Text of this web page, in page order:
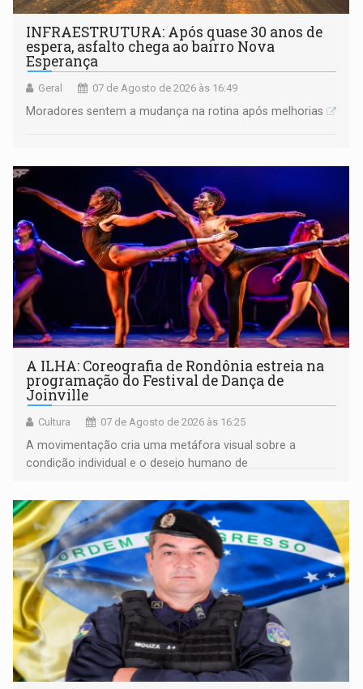
INFRAESTRUTURA: Após quase 30 anos de
espera, asfalto chega ao bairro Nova
Esperança
Geral 07 de Agosto de 2026 às 16:49
Moradores sentem a mudança na rotina após melhorias
A ILHA: Coreografia de Rondônia estreia na
programação do Festival de Dança de
Joinville
Cultura 07 de Agosto de 2026 às 16:25
A movimentação cria uma metáfora visual sobre a
condição individual e o desejo humano de